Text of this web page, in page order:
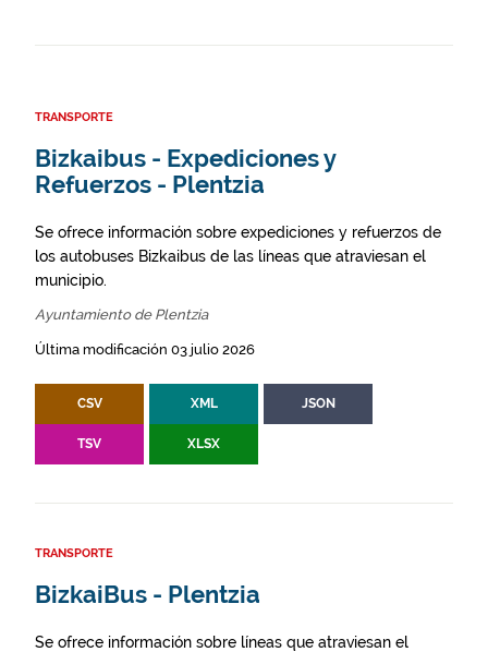
TRANSPORTE
Bizkaibus - Expediciones y
Refuerzos - Plentzia
Se ofrece información sobre expediciones y refuerzos de
los autobuses Bizkaibus de las líneas que atraviesan el
municipio.
Ayuntamiento de Plentzia
Última modificación 03 julio 2026
CSV XML JSON
TSV XLSX
TRANSPORTE
BizkaiBus - Plentzia
Se ofrece información sobre líneas que atraviesan el